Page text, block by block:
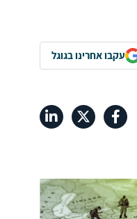
עקבו אחרינו בגוגל